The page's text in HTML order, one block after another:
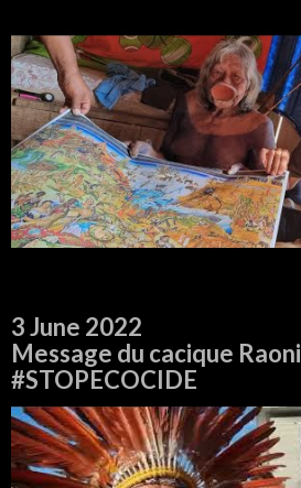
3 June 2022
Message du cacique Raoni
#STOPECOCIDE